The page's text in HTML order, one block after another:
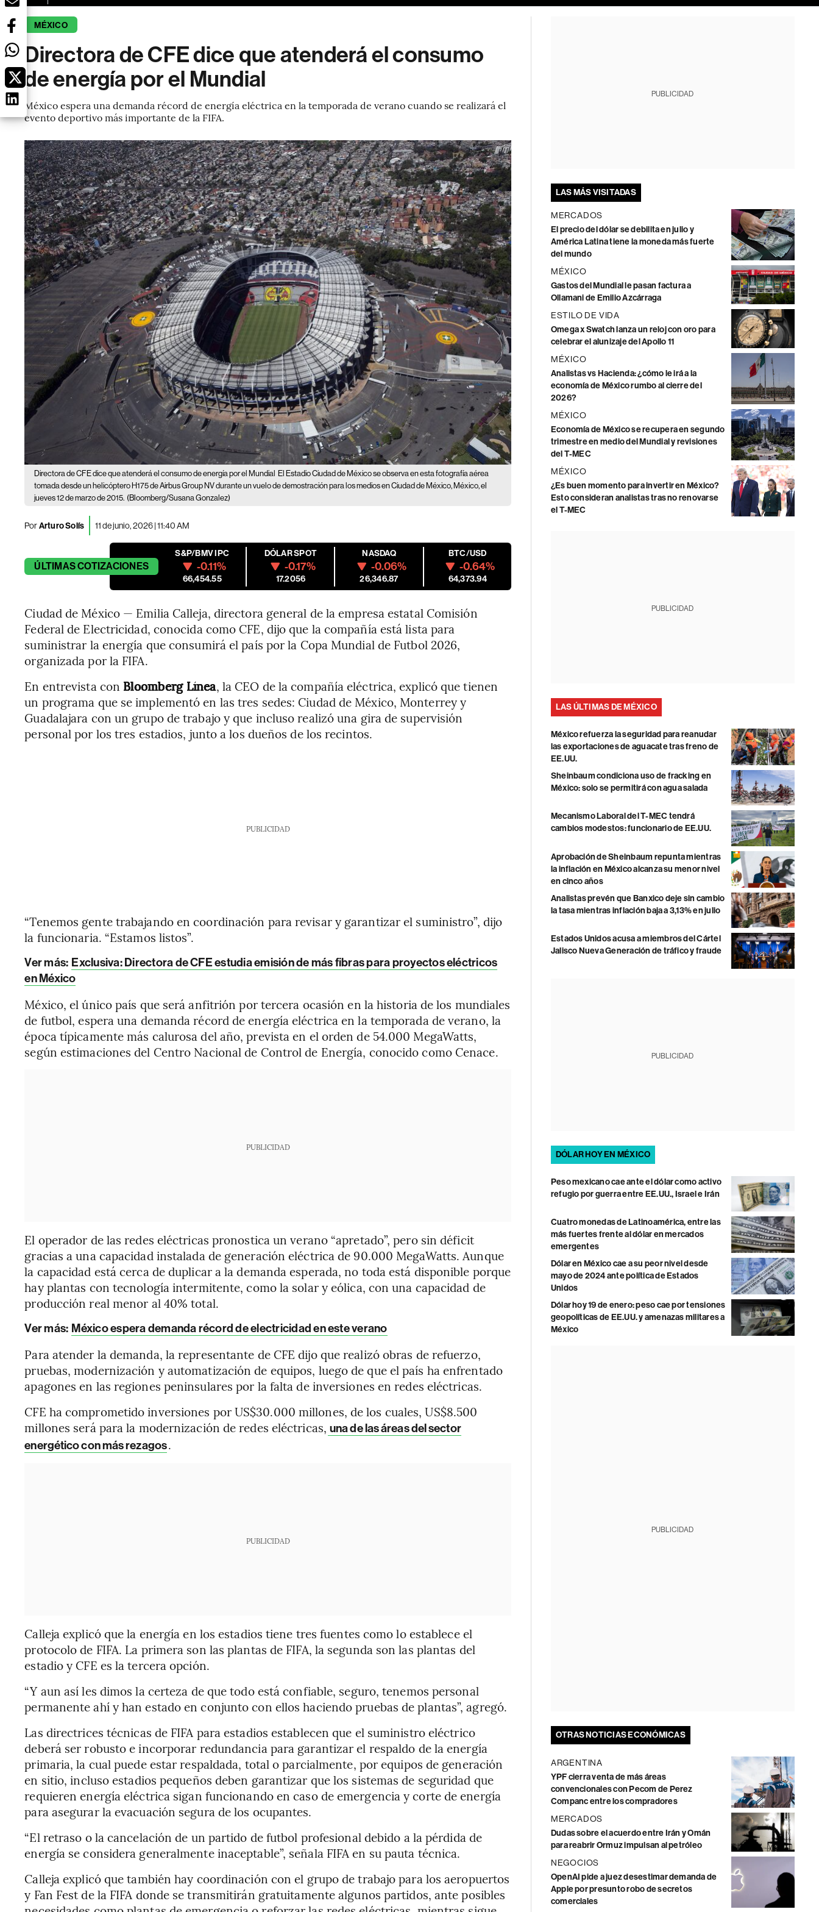
MÉXICO
Directora de CFE dice que atenderá el consumo
de energía por el Mundial
México espera una demanda récord de energía eléctrica en la temporada de verano cuando se realizará el
evento deportivo más importante de la FIFA.
Directora de CFE dice que atenderá el consumo de energía por el Mundial El Estadio Ciudad de México se observa en esta fotografía aérea
tomada desde un helicóptero H175 de Airbus Group NV durante un vuelo de demostración para los medios en Ciudad de México, México, el
jueves 12 de marzo de 2015. (Bloomberg/Susana Gonzalez)
PorArturo Solís 11 de junio, 2026 | 11:40 AM
ÚLTIMASCOTIZACIONES
S&P/BMV IPC
-0.11%
66,454.55
DÓLAR SPOT
-0.17%
17.2056
NASDAQ
-0.06%
26,346.87
BTC/USD
-0.64%
64,373.94
Ciudad de México — Emilia Calleja, directora general de la empresa estatal Comisión
Federal de Electricidad, conocida como CFE, dijo que la compañía está lista para
suministrar la energía que consumirá el país por la Copa Mundial de Futbol 2026,
organizada por la FIFA.
En entrevista con Bloomberg Línea, la CEO de la compañía eléctrica, explicó que tienen
un programa que se implementó en las tres sedes: Ciudad de México, Monterrey y
Guadalajara con un grupo de trabajo y que incluso realizó una gira de supervisión
personal por los tres estadios, junto a los dueños de los recintos.
PUBLICIDAD
“Tenemos gente trabajando en coordinación para revisar y garantizar el suministro”, dijo
la funcionaria. “Estamos listos”.
Ver más: Exclusiva: Directora de CFE estudia emisión de más fibras para proyectos eléctricos
en México
México, el único país que será anfitrión por tercera ocasión en la historia de los mundiales
de futbol, espera una demanda récord de energía eléctrica en la temporada de verano, la
época típicamente más calurosa del año, prevista en el orden de 54.000 MegaWatts,
según estimaciones del Centro Nacional de Control de Energía, conocido como Cenace.
PUBLICIDAD
El operador de las redes eléctricas pronostica un verano “apretado”, pero sin déficit
gracias a una capacidad instalada de generación eléctrica de 90.000 MegaWatts. Aunque
la capacidad está cerca de duplicar a la demanda esperada, no toda está disponible porque
hay plantas con tecnología intermitente, como la solar y eólica, con una capacidad de
producción real menor al 40% total.
Ver más: México espera demanda récord de electricidad en este verano
Para atender la demanda, la representante de CFE dijo que realizó obras de refuerzo,
pruebas, modernización y automatización de equipos, luego de que el país ha enfrentado
apagones en las regiones peninsulares por la falta de inversiones en redes eléctricas.
CFE ha comprometido inversiones por US$30.000 millones, de los cuales, US$8.500
millones será para la modernización de redes eléctricas, una de las áreas del sector
energético con más rezagos.
PUBLICIDAD
Calleja explicó que la energía en los estadios tiene tres fuentes como lo establece el
protocolo de FIFA. La primera son las plantas de FIFA, la segunda son las plantas del
estadio y CFE es la tercera opción.
“Y aun así les dimos la certeza de que todo está confiable, seguro, tenemos personal
permanente ahí y han estado en conjunto con ellos haciendo pruebas de plantas”, agregó.
Las directrices técnicas de FIFA para estadios establecen que el suministro eléctrico
deberá ser robusto e incorporar redundancia para garantizar el respaldo de la energía
primaria, la cual puede estar respaldada, total o parcialmente, por equipos de generación
en sitio, incluso estadios pequeños deben garantizar que los sistemas de seguridad que
requieren energía eléctrica sigan funcionando en caso de emergencia y corte de energía
para asegurar la evacuación segura de los ocupantes.
“El retraso o la cancelación de un partido de futbol profesional debido a la pérdida de
energía se considera generalmente inaceptable”, señala FIFA en su pauta técnica.
Calleja explicó que también hay coordinación con el grupo de trabajo para los aeropuertos
y Fan Fest de la FIFA donde se transmitirán gratuitamente algunos partidos, ante posibles
PUBLICIDAD
LAS MÁS VISITADAS
MERCADOS
El precio del dólar se debilita en julio y
América Latina tiene la moneda más fuerte
del mundo
MÉXICO
Gastos del Mundial le pasan factura a
Ollamani de Emilio Azcárraga
ESTILO DE VIDA
Omega x Swatch lanza un reloj con oro para
celebrar el alunizaje del Apollo 11
MÉXICO
Analistas vs Hacienda: ¿cómo le irá a la
economía de México rumbo al cierre del
2026?
MÉXICO
Economía de México se recupera en segundo
trimestre en medio del Mundial y revisiones
del T-MEC
MÉXICO
¿Es buen momento para invertir en México?
Esto consideran analistas tras no renovarse
el T-MEC
PUBLICIDAD
LAS ÚLTIMAS DE MÉXICO
México refuerza la seguridad para reanudar
las exportaciones de aguacate tras freno de
EE.UU.
Sheinbaum condiciona uso de fracking en
México: solo se permitirá con agua salada
Mecanismo Laboral del T-MEC tendrá
cambios modestos: funcionario de EE.UU.
Aprobación de Sheinbaum repunta mientras
la inflación en México alcanza su menor nivel
en cinco años
Analistas prevén que Banxico deje sin cambio
la tasa mientras inflación baja a 3,13% en julio
Estados Unidos acusa a miembros del Cártel
Jalisco Nueva Generación de tráfico y fraude
PUBLICIDAD
DÓLAR HOY EN MÉXICO
Peso mexicano cae ante el dólar como activo
refugio por guerra entre EE.UU., Israel e Irán
Cuatro monedas de Latinoamérica, entre las
más fuertes frente al dólar en mercados
emergentes
Dólar en México cae a su peor nivel desde
mayo de 2024 ante política de Estados
Unidos
Dólar hoy 19 de enero: peso cae por tensiones
geopolíticas de EE.UU. y amenazas militares a
México
PUBLICIDAD
OTRAS NOTICIAS ECONÓMICAS
ARGENTINA
YPF cierra venta de más áreas
convencionales con Pecom de Perez
Companc entre los compradores
MERCADOS
Dudas sobre el acuerdo entre Irán y Omán
para reabrir Ormuz impulsan al petróleo
NEGOCIOS
OpenAI pide a juez desestimar demanda de
Apple por presunto robo de secretos
comerciales